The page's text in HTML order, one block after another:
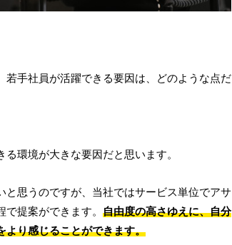
手社員が活躍できる要因は、どのような点だ
環境が大きな要因だと思います。
思うのですが、当社ではサービス単位でアサ
提案ができます。 自由度の高さゆえに、自分
より感じることができます。